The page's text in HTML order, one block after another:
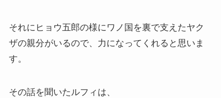
それにヒョウ五郎の様にワノ国を裏で支えたヤク
ザの親分がいるので、力になってくれると思いま
す。
その話を聞いたルフィは、